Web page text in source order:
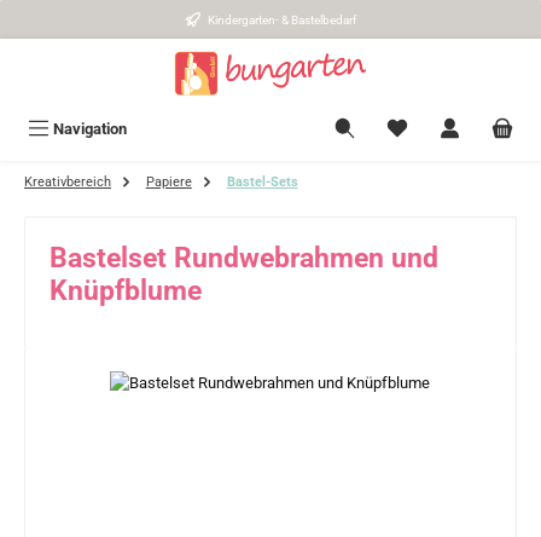
Kindergarten- & Bastelbedarf
Navigation
Kreativbereich Papiere Bastel-Sets
Bastelset Rundwebrahmen und
Knüpfblume
Bildergalerie überspringen